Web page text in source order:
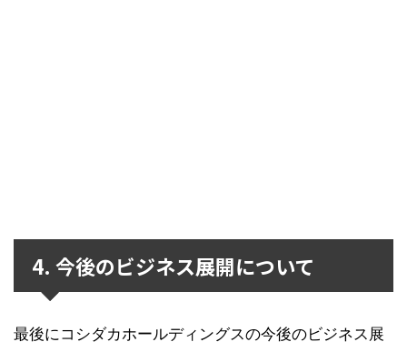
4. 今後のビジネス展開について
最後にコシダカホールディングスの今後のビジネス展